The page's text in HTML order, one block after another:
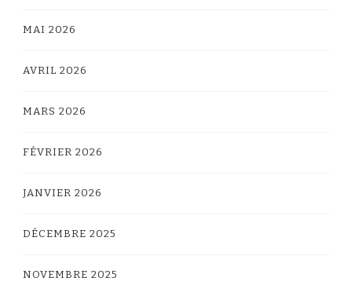
MAI 2026
AVRIL 2026
MARS 2026
FÉVRIER 2026
JANVIER 2026
DÉCEMBRE 2025
NOVEMBRE 2025